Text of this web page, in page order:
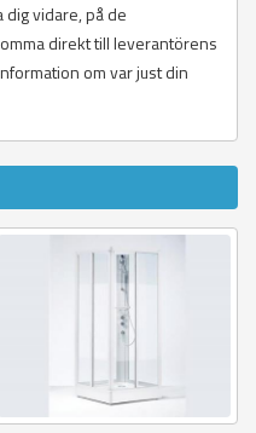
vidare, på de
direkt till leverantörens
om var just din